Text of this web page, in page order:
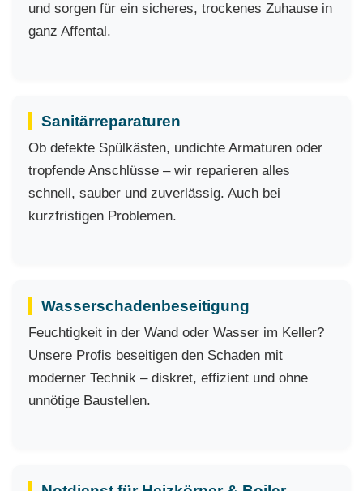
und sorgen für ein sicheres, trockenes Zuhause in
ganz Affental.
Sanitärreparaturen
Ob defekte Spülkästen, undichte Armaturen oder
tropfende Anschlüsse – wir reparieren alles
schnell, sauber und zuverlässig. Auch bei
kurzfristigen Problemen.
Wasserschadenbeseitigung
Feuchtigkeit in der Wand oder Wasser im Keller?
Unsere Profis beseitigen den Schaden mit
moderner Technik – diskret, effizient und ohne
unnötige Baustellen.